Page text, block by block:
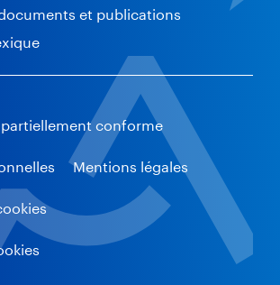
et publications
conforme
Mentions légales